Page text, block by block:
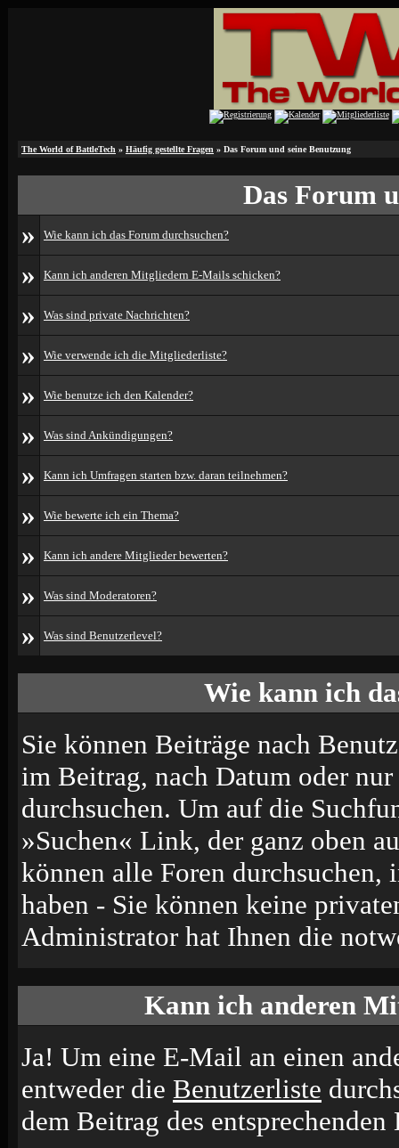
The World of BattleTech » Häufig gestellte Fragen » Das Forum und seine Benutzung
Das Forum
»
Wie kann ich das Forum durchsuchen?
» Kann ich anderen Mitgliedern E-Mails schicken?
» Was sind private Nachrichten?
» Wie verwende ich die Mitgliederliste?
» Wie benutze ich den Kalender?
» Was sind Ankündigungen?
» Kann ich Umfragen starten bzw. daran teilnehmen?
» Wie bewerte ich ein Thema?
» Kann ich andere Mitglieder bewerten?
» Was sind Moderatoren?
» Was sind Benutzerlevel?
Wie kann ich
Sie können Beiträge nach
im Beitrag, nach Datum oder
durchsuchen. Um auf die
»Suchen« Link, der ganz oben
können alle Foren durchsuchen,
haben - Sie können keine
Administrator hat Ihnen die
Kann ich anderen
Ja! Um eine E-Mail an einen
entweder die Benutzerliste
dem Beitrag des entsprechenden